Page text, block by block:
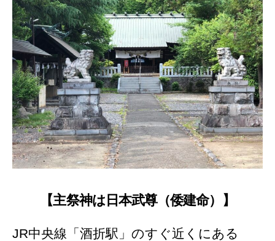
【主祭神は日本武尊（倭建命）】
JR中央線「酒折駅」のすぐ近くにある